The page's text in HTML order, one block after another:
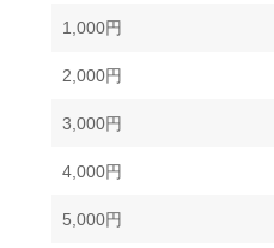
1,000円
2,000円
3,000円
4,000円
5,000円